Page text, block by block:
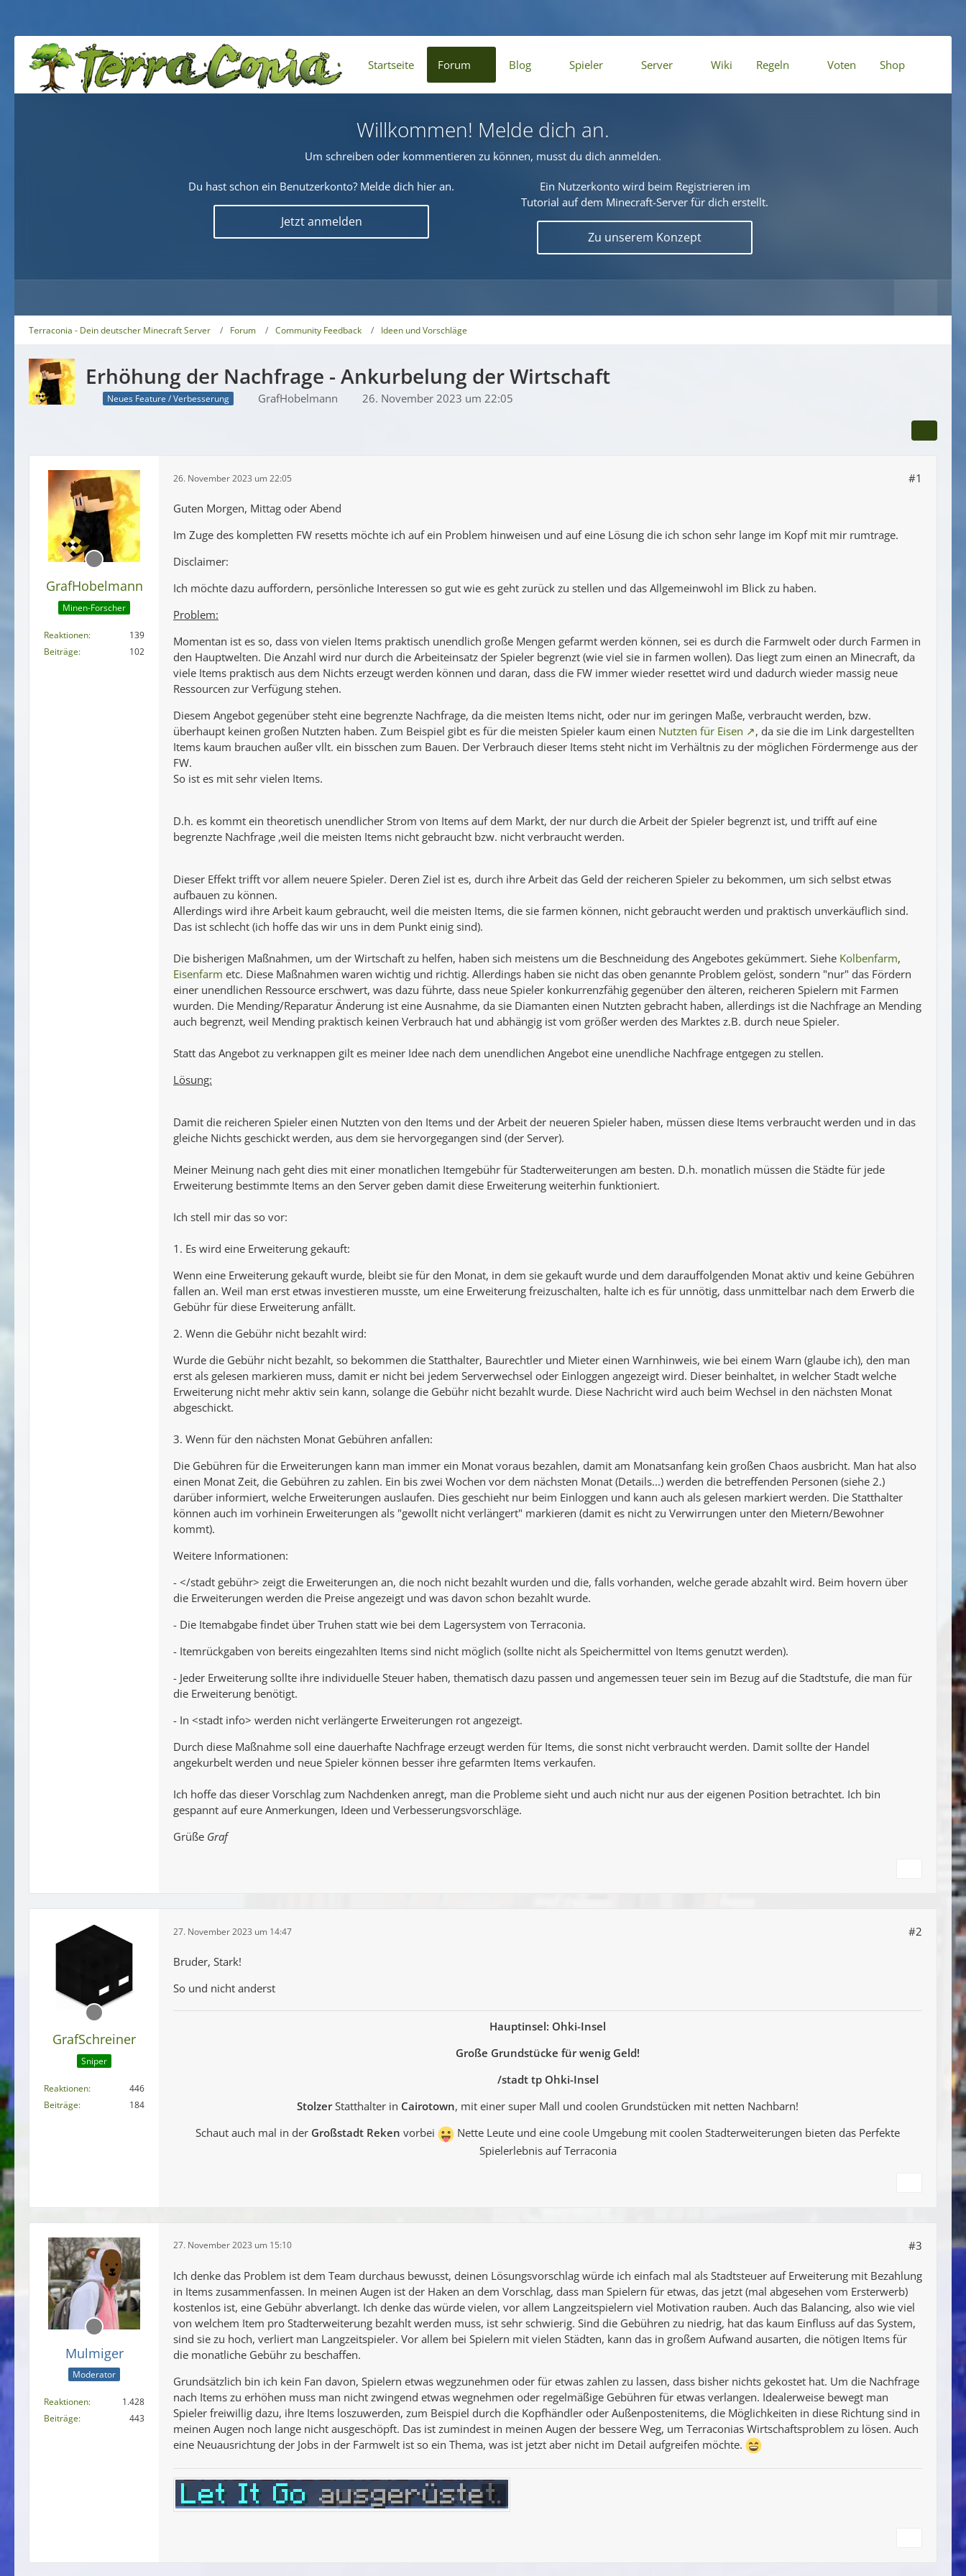
Startseite Forum Blog Spieler Server Wiki Regeln Voten Shop
Willkommen! Melde dich an.
Um schreiben oder kommentieren zu können, musst du dich anmelden.
Du hast schon ein Benutzerkonto? Melde dich hier an.
Jetzt anmelden
Ein Nutzerkonto wird beim Registrieren im
Tutorial auf dem Minecraft-Server für dich erstellt.
Zu unserem Konzept
Terraconia - Dein deutscher Minecraft Server Forum Community Feedback Ideen und Vorschläge
Erhöhung der Nachfrage - Ankurbelung der Wirtschaft
Neues Feature / Verbesserung GrafHobelmann 26. November 2023 um 22:05
GrafHobelmann
Minen-Forscher
Reaktionen
139
Beiträge
102
26. November 2023 um 22:05 #1
Guten Morgen, Mittag oder Abend
Im Zuge des kompletten FW resetts möchte ich auf ein Problem hinweisen und auf eine Lösung die ich schon sehr lange im Kopf mit mir rumtrage.
Disclaimer:
Ich möchte dazu auffordern, persönliche Interessen so gut wie es geht zurück zu stellen und das Allgemeinwohl im Blick zu haben.
Problem:
Momentan ist es so, dass von vielen Items praktisch unendlich große Mengen gefarmt werden können, sei es durch die Farmwelt oder durch Farmen in
den Hauptwelten. Die Anzahl wird nur durch die Arbeiteinsatz der Spieler begrenzt (wie viel sie in farmen wollen). Das liegt zum einen an Minecraft, da
viele Items praktisch aus dem Nichts erzeugt werden können und daran, dass die FW immer wieder resettet wird und dadurch wieder massig neue
Ressourcen zur Verfügung stehen.
Diesem Angebot gegenüber steht eine begrenzte Nachfrage, da die meisten Items nicht, oder nur im geringen Maße, verbraucht werden, bzw.
überhaupt keinen großen Nutzten haben. Zum Beispiel gibt es für die meisten Spieler kaum einen Nutzten für Eisen
, da sie die im Link dargestellten
Items kaum brauchen außer vllt. ein bisschen zum Bauen. Der Verbrauch dieser Items steht nicht im Verhältnis zu der möglichen Fördermenge aus der
FW.
So ist es mit sehr vielen Items.
D.h. es kommt ein theoretisch unendlicher Strom von Items auf dem Markt, der nur durch die Arbeit der Spieler begrenzt ist, und trifft auf eine
begrenzte Nachfrage ,weil die meisten Items nicht gebraucht bzw. nicht verbraucht werden.
Dieser Effekt trifft vor allem neuere Spieler. Deren Ziel ist es, durch ihre Arbeit das Geld der reicheren Spieler zu bekommen, um sich selbst etwas
aufbauen zu können.
Allerdings wird ihre Arbeit kaum gebraucht, weil die meisten Items, die sie farmen können, nicht gebraucht werden und praktisch unverkäuflich sind.
Das ist schlecht (ich hoffe das wir uns in dem Punkt einig sind).
Die bisherigen Maßnahmen, um der Wirtschaft zu helfen, haben sich meistens um die Beschneidung des Angebotes gekümmert. Siehe Kolbenfarm,
Eisenfarm etc. Diese Maßnahmen waren wichtig und richtig. Allerdings haben sie nicht das oben genannte Problem gelöst, sondern "nur" das Fördern
einer unendlichen Ressource erschwert, was dazu führte, dass neue Spieler konkurrenzfähig gegenüber den älteren, reicheren Spielern mit Farmen
wurden. Die Mending/Reparatur Änderung ist eine Ausnahme, da sie Diamanten einen Nutzten gebracht haben, allerdings ist die Nachfrage an Mending
auch begrenzt, weil Mending praktisch keinen Verbrauch hat und abhängig ist vom größer werden des Marktes z.B. durch neue Spieler.
Statt das Angebot zu verknappen gilt es meiner Idee nach dem unendlichen Angebot eine unendliche Nachfrage entgegen zu stellen.
Lösung:
Damit die reicheren Spieler einen Nutzten von den Items und der Arbeit der neueren Spieler haben, müssen diese Items verbraucht werden und in das
gleiche Nichts geschickt werden, aus dem sie hervorgegangen sind (der Server).
Meiner Meinung nach geht dies mit einer monatlichen Itemgebühr für Stadterweiterungen am besten. D.h. monatlich müssen die Städte für jede
Erweiterung bestimmte Items an den Server geben damit diese Erweiterung weiterhin funktioniert.
Ich stell mir das so vor:
1. Es wird eine Erweiterung gekauft:
Wenn eine Erweiterung gekauft wurde, bleibt sie für den Monat, in dem sie gekauft wurde und dem darauffolgenden Monat aktiv und keine Gebühren
fallen an. Weil man erst etwas investieren musste, um eine Erweiterung freizuschalten, halte ich es für unnötig, dass unmittelbar nach dem Erwerb die
Gebühr für diese Erweiterung anfällt.
2. Wenn die Gebühr nicht bezahlt wird:
Wurde die Gebühr nicht bezahlt, so bekommen die Statthalter, Baurechtler und Mieter einen Warnhinweis, wie bei einem Warn (glaube ich), den man
erst als gelesen markieren muss, damit er nicht bei jedem Serverwechsel oder Einloggen angezeigt wird. Dieser beinhaltet, in welcher Stadt welche
Erweiterung nicht mehr aktiv sein kann, solange die Gebühr nicht bezahlt wurde. Diese Nachricht wird auch beim Wechsel in den nächsten Monat
abgeschickt.
3. Wenn für den nächsten Monat Gebühren anfallen:
Die Gebühren für die Erweiterungen kann man immer ein Monat voraus bezahlen, damit am Monatsanfang kein großen Chaos ausbricht. Man hat also
einen Monat Zeit, die Gebühren zu zahlen. Ein bis zwei Wochen vor dem nächsten Monat (Details...) werden die betreffenden Personen (siehe 2.)
darüber informiert, welche Erweiterungen auslaufen. Dies geschieht nur beim Einloggen und kann auch als gelesen markiert werden. Die Statthalter
können auch im vorhinein Erweiterungen als "gewollt nicht verlängert" markieren (damit es nicht zu Verwirrungen unter den Mietern/Bewohner
kommt).
Weitere Informationen:
- </stadt gebühr> zeigt die Erweiterungen an, die noch nicht bezahlt wurden und die, falls vorhanden, welche gerade abzahlt wird. Beim hovern über
die Erweiterungen werden die Preise angezeigt und was davon schon bezahlt wurde.
- Die Itemabgabe findet über Truhen statt wie bei dem Lagersystem von Terraconia.
- Itemrückgaben von bereits eingezahlten Items sind nicht möglich (sollte nicht als Speichermittel von Items genutzt werden).
- Jeder Erweiterung sollte ihre individuelle Steuer haben, thematisch dazu passen und angemessen teuer sein im Bezug auf die Stadtstufe, die man für
die Erweiterung benötigt.
- In <stadt info> werden nicht verlängerte Erweiterungen rot angezeigt.
Durch diese Maßnahme soll eine dauerhafte Nachfrage erzeugt werden für Items, die sonst nicht verbraucht werden. Damit sollte der Handel
angekurbelt werden und neue Spieler können besser ihre gefarmten Items verkaufen.
Ich hoffe das dieser Vorschlag zum Nachdenken anregt, man die Probleme sieht und auch nicht nur aus der eigenen Position betrachtet. Ich bin
gespannt auf eure Anmerkungen, Ideen und Verbesserungsvorschläge.
Grüße Graf
GrafSchreiner
Sniper
Reaktionen
446
Beiträge
184
27. November 2023 um 14:47 #2
Bruder, Stark!
So und nicht anderst
Hauptinsel: Ohki-Insel
Große Grundstücke für wenig Geld!
/stadt tp Ohki-Insel
StolzerStatthalter in Cairotown, mit einer super Mall und coolen Grundstücken mit netten Nachbarn!
Schaut auch mal in der Großstadt Reken vorbei
Nette Leute und eine coole Umgebung mit coolen Stadterweiterungen bieten das Perfekte
Spielerlebnis auf Terraconia
Mulmiger
Moderator
Reaktionen
1.428
Beiträge
443
27. November 2023 um 15:10 #3
Ich denke das Problem ist dem Team durchaus bewusst, deinen Lösungsvorschlag würde ich einfach mal als Stadtsteuer auf Erweiterung mit Bezahlung
in Items zusammenfassen. In meinen Augen ist der Haken an dem Vorschlag, dass man Spielern für etwas, das jetzt (mal abgesehen vom Ersterwerb)
kostenlos ist, eine Gebühr abverlangt. Ich denke das würde vielen, vor allem Langzeitspielern viel Motivation rauben. Auch das Balancing, also wie viel
von welchem Item pro Stadterweiterung bezahlt werden muss, ist sehr schwierig. Sind die Gebühren zu niedrig, hat das kaum Einfluss auf das System,
sind sie zu hoch, verliert man Langzeitspieler. Vor allem bei Spielern mit vielen Städten, kann das in großem Aufwand ausarten, die nötigen Items für
die monatliche Gebühr zu beschaffen.
Grundsätzlich bin ich kein Fan davon, Spielern etwas wegzunehmen oder für etwas zahlen zu lassen, dass bisher nichts gekostet hat. Um die Nachfrage
nach Items zu erhöhen muss man nicht zwingend etwas wegnehmen oder regelmäßige Gebühren für etwas verlangen. Idealerweise bewegt man
Spieler freiwillig dazu, ihre Items loszuwerden, zum Beispiel durch die Kopfhändler oder Außenpostenitems, die Möglichkeiten in diese Richtung sind in
meinen Augen noch lange nicht ausgeschöpft. Das ist zumindest in meinen Augen der bessere Weg, um Terraconias Wirtschaftsproblem zu lösen. Auch
eine Neuausrichtung der Jobs in der Farmwelt ist so ein Thema, was ist jetzt aber nicht im Detail aufgreifen möchte.